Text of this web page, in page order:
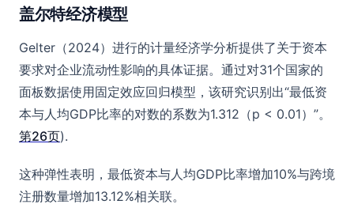
盖尔特经济模型
Gelter（2024）进行的计量经济学分析提供了关于资本
要求对企业流动性影响的具体证据。通过对31个国家的
面板数据使用固定效应回归模型，该研究识别出“最低资
本与人均GDP比率的对数的系数为1.312（p < 0.01）”。
第26页).
这种弹性表明，最低资本与人均GDP比率增加10%与跨境
注册数量增加13.12%相关联。